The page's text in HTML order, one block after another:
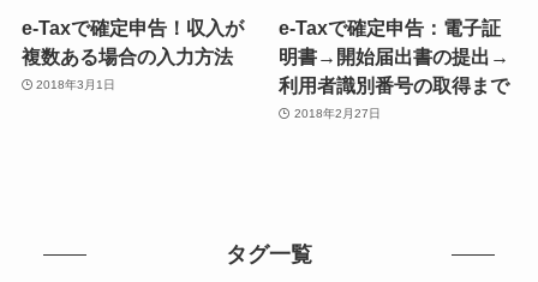
e-Taxで確定申告！収入が
複数ある場合の入力方法
2018年3月1日
e-Taxで確定申告：電子証
明書→開始届出書の提出→
利用者識別番号の取得まで
2018年2月27日
タグ一覧